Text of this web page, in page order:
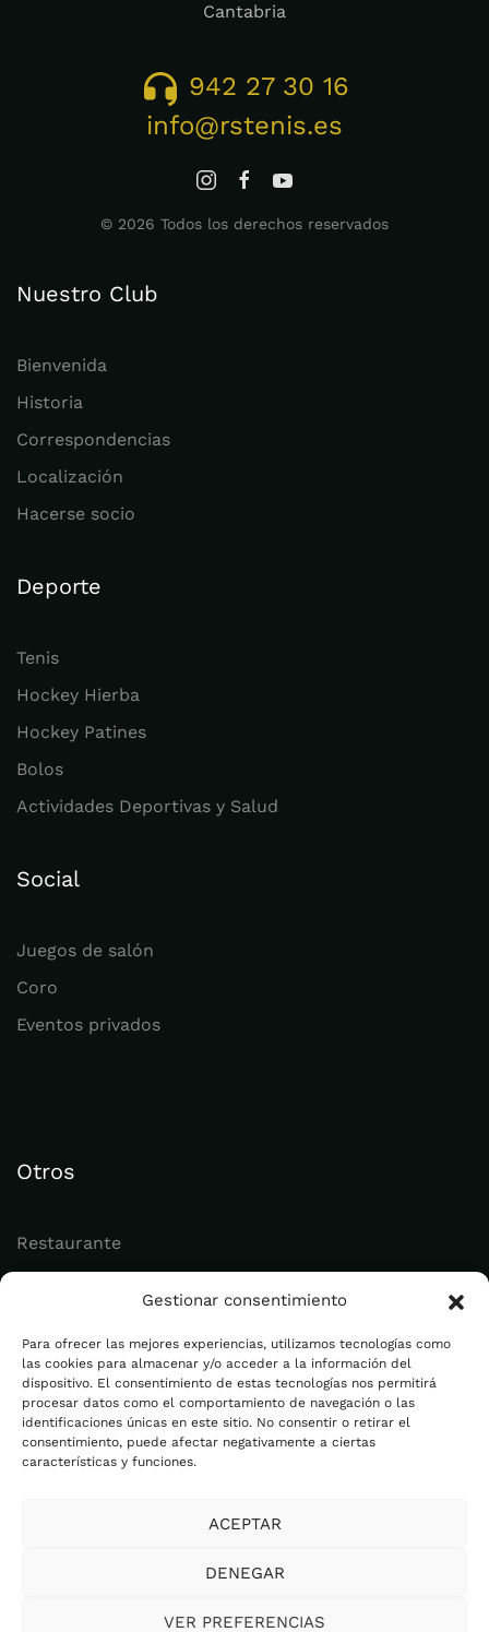
Gestionar consentimiento
Para ofrecer las mejores experiencias, utilizamos tecnologías como
las cookies para almacenar y/o acceder a la información del
dispositivo. El consentimiento de estas tecnologías nos permitirá
procesar datos como el comportamiento de navegación o las
identificaciones únicas en este sitio. No consentir o retirar el
consentimiento, puede afectar negativamente a ciertas
características y funciones.
ACEPTAR
DENEGAR
VER PREFERENCIAS
Cantabria
942 27 30 16
info@rstenis.es
© 2026 Todos los derechos reservados
Nuestro Club
Bienvenida
Historia
Correspondencias
Localización
Hacerse socio
Deporte
Tenis
Hockey Hierba
Hockey Patines
Bolos
Actividades Deportivas y Salud
Social
Juegos de salón
Coro
Eventos privados
Otros
Restaurante
Legal
Aviso legal